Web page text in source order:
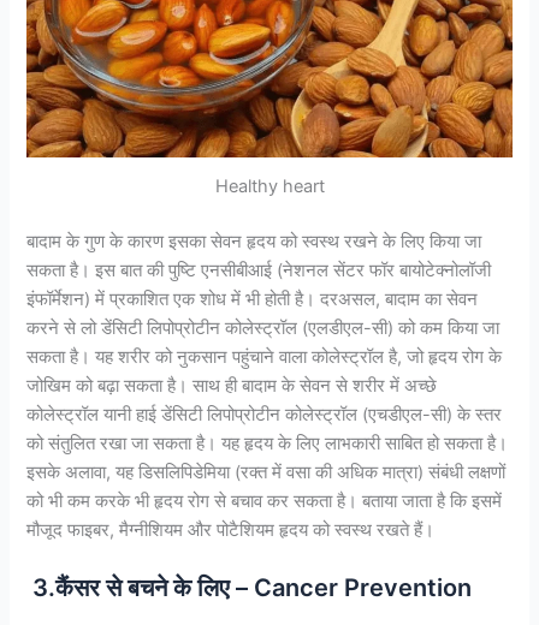
Healthy heart
बादाम के गुण के कारण इसका सेवन हृदय को स्वस्थ रखने के लिए किया जा
सकता है। इस बात की पुष्टि एनसीबीआई (नेशनल सेंटर फॉर बायोटेक्नोलॉजी
इंफॉर्मेशन) में प्रकाशित एक शोध में भी होती है। दरअसल, बादाम का सेवन
करने से लो डेंसिटी लिपोप्रोटीन कोलेस्ट्रॉल (एलडीएल-सी) को कम किया जा
सकता है। यह शरीर को नुकसान पहुंचाने वाला कोलेस्ट्रॉल है, जो हृदय रोग के
जोखिम को बढ़ा सकता है। साथ ही बादाम के सेवन से शरीर में अच्छे
कोलेस्ट्रॉल यानी हाई डेंसिटी लिपोप्रोटीन कोलेस्ट्रॉल (एचडीएल-सी) के स्तर
को संतुलित रखा जा सकता है। यह हृदय के लिए लाभकारी साबित हो सकता है।
इसके अलावा, यह डिसलिपिडेमिया (रक्त में वसा की अधिक मात्रा) संबंधी लक्षणों
को भी कम करके भी हृदय रोग से बचाव कर सकता है। बताया जाता है कि इसमें
मौजूद फाइबर, मैग्नीशियम और पोटैशियम हृदय को स्वस्थ रखते हैं।
3.कैंसर से बचने के लिए – Cancer Prevention